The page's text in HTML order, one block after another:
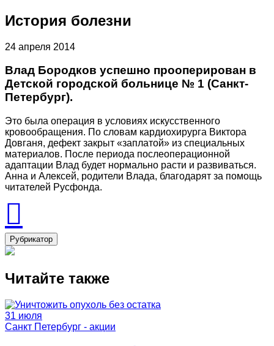
История болезни
24 апреля 2014
Влад Бородков успешно прооперирован в
Детской городской больнице № 1 (Санкт-
Петербург).
Это была операция в условиях искусственного
кровообращения. По словам кардиохирурга Виктора
Довганя, дефект закрыт «заплатой» из специальных
материалов. После периода послеоперационной
адаптации Влад будет нормально расти и развиваться.
Анна и Алексей, родители Влада, благодарят за помощь
читателей Русфонда.
Рубрикатор
Читайте также
31 июля
Санкт Петербург - акции